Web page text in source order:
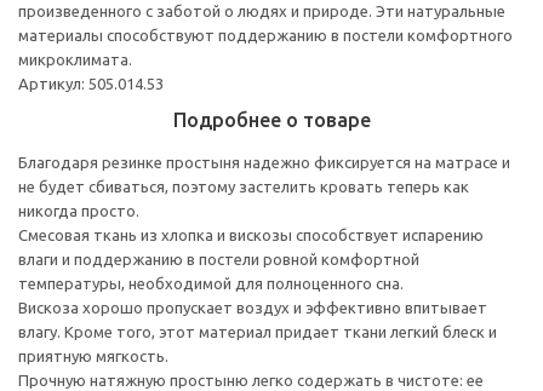
произведенного с заботой о людях и природе. Эти натуральные
материалы способствуют поддержанию в постели комфортного
микроклимата.
Артикул: 505.014.53
Подробнее о товаре
Благодаря резинке простыня надежно фиксируется на матрасе и
не будет сбиваться, поэтому застелить кровать теперь как
никогда просто.
Смесовая ткань из хлопка и вискозы способствует испарению
влаги и поддержанию в постели ровной комфортной
температуры, необходимой для полноценного сна.
Вискоза хорошо пропускает воздух и эффективно впитывает
влагу. Кроме того, этот материал придает ткани легкий блеск и
приятную мягкость.
Прочную натяжную простыню легко содержать в чистоте: ее